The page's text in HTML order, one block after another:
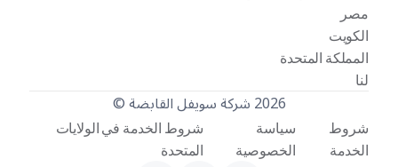
مصر
الكويت
المملكة المتحدة
لنا
2026 شركة سويفل القابضة ©
شروط
الخدمة
سياسة
الخصوصية
شروط الخدمة في الولايات
المتحدة